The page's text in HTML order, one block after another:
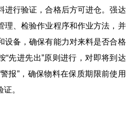
进行验证，合格后方可进仓。强达
理、检验作业程序和作业方法，并
设备，确保有能力对来料是否合格
“先进先出”原则进行，对即将到达
报”，确保物料在保质期限前使用
。